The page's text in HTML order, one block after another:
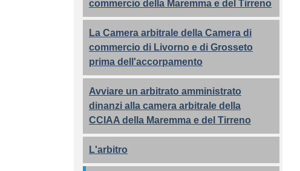
commercio della Maremma e del Tirreno
La Camera arbitrale della Camera di
commercio di Livorno e di Grosseto
prima dell'accorpamento
Avviare un arbitrato amministrato
dinanzi alla camera arbitrale della
CCIAA della Maremma e del Tirreno
L'arbitro